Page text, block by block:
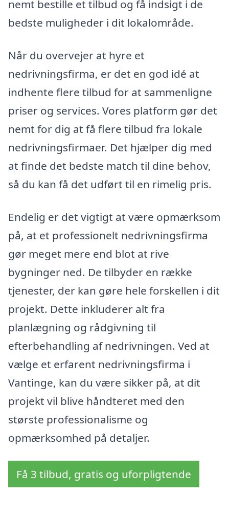
nemt bestille et tilbud og få indsigt i de
bedste muligheder i dit lokalområde.
Når du overvejer at hyre et
nedrivningsfirma, er det en god idé at
indhente flere tilbud for at sammenligne
priser og services. Vores platform gør det
nemt for dig at få flere tilbud fra lokale
nedrivningsfirmaer. Det hjælper dig med
at finde det bedste match til dine behov,
så du kan få det udført til en rimelig pris.
Endelig er det vigtigt at være opmærksom
på, at et professionelt nedrivningsfirma
gør meget mere end blot at rive
bygninger ned. De tilbyder en række
tjenester, der kan gøre hele forskellen i dit
projekt. Dette inkluderer alt fra
planlægning og rådgivning til
efterbehandling af nedrivningen. Ved at
vælge et erfarent nedrivningsfirma i
Vantinge, kan du være sikker på, at dit
projekt vil blive håndteret med den
største professionalisme og
opmærksomhed på detaljer.
Få 3 tilbud, gratis og uforpligtende